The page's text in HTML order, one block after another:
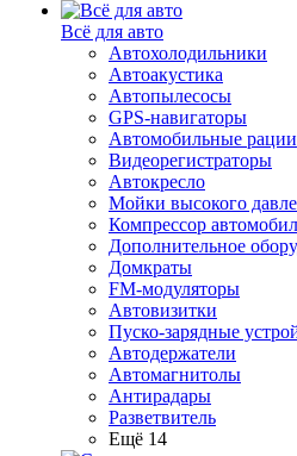
Всё для авто
Автохолодильники
Автоакустика
Автопылесосы
GPS-навигаторы
Автомобильные рации
Видеорегистраторы
Автокресло
Мойки высокого
Компрессор
Дополнительное
Домкраты
FM-модуляторы
Автовизитки
Пуско-зарядные
Автодержатели
Автомагнитолы
Антирадары
Разветвитель
Ещё 14